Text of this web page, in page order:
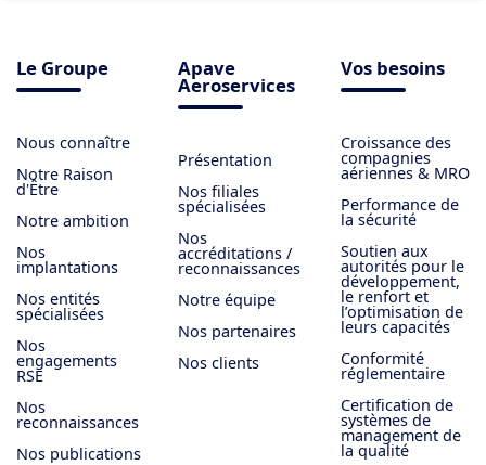
Le Groupe
Nous connaître
Notre Raison
d'Être
Notre ambition
Nos
implantations
Nos entités
spécialisées
Nos
engagements
RSE
Nos
reconnaissances
Nos publications
Apave
Aeroservices
Présentation
Nos filiales
spécialisées
Nos
accréditations /
reconnaissances
Notre équipe
Nos partenaires
Nos clients
Vos besoins
Croissance des
compagnies
aériennes & MRO
Performance de
la sécurité
Soutien aux
autorités pour le
développement,
le renfort et
l’optimisation de
leurs capacités
Conformité
réglementaire
Certification de
systèmes de
management de
la qualité